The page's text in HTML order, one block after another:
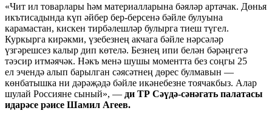
«Чит ил товарлары һәм материалларына бәяләр артачак. Дөнья
икътисадында күп әйбер бер-берсенә бәйле булуына
карамастан, кискен тирбәлешләр булырга тиеш түгел.
Куркырга кирәкми, үзебезнең акчага бәйле нәрсәләр
үзгәрешсез калыр дип көтелә. Безнең ипи белән бәрәңгегә
тәэсир итмәячәк. Нәкъ менә шушы моментта без соңгы 25
ел эчендә алып барылган сәясәтнең дөрес булмавын —
көнбатышка ни дәрәҗәдә бәйле икәнебезне тоячакбыз. Алар
шулай Россияне сыный», — ди ТР Сәүдә-сәнәгать палатасы
идарәсе рәисе Шамил Агеев.